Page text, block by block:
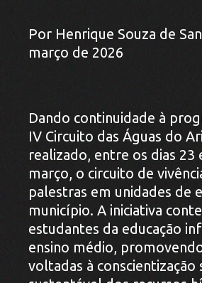
Por Henrique Souza de
março de 2026
Dando continuidade à
IV Circuito das Águas do
realizado, entre os dias 23
março, o circuito de
palestras em unidades de
município. A iniciativa
estudantes da educação
ensino médio,
voltadas à conscientização